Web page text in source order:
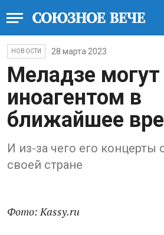
НОВОСТИ 28 марта 2023
Меладзе могут
иноагентом в
ближайшее
И из-за чего его концерты
своей стране
Фото: Kassy.ru